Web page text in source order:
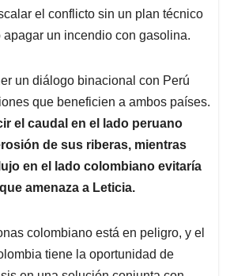
el conflicto sin un plan técnico
apagar un incendio con gasolina.
un diálogo binacional con Perú
que beneficien a ambos países.
el caudal en el lado peruano
de sus riberas, mientras
en el lado colombiano evitaría
amenaza a Leticia.
colombiano está en peligro, y el
tiene la oportunidad de